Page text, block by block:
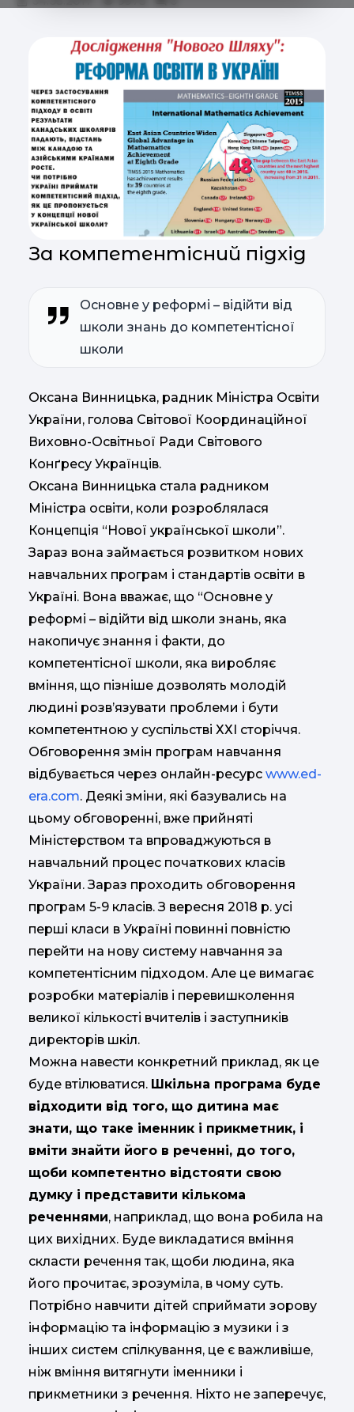
За компетентісний підхід
Основне у реформі – відійти від
школи знань до компетентісної
школи
Оксана Винницька, радник Міністра Освіти
України, голова Світової Координаційної
Виховно-Освітньої Ради Світового
Конґресу Українців.
Оксана Винницька стала радником
Міністра освіти, коли розроблялася
Концепція “Нової української школи”.
Зараз вона займається розвитком нових
навчальних програм і стандартів освіти в
Україні. Вона вважає, що “Основне у
реформі – відійти від школи знань, яка
накопичує знання і факти, до
компетентісної школи, яка виробляє
вміння, що пізніше дозволять молодій
людині розв’язувати проблеми і бути
компетентною у суспільстві ХХІ сторіччя.
Обговорення змін програм навчання
відбувається через онлайн-ресурс www.ed-
era.com. Деякі зміни, які базувались на
цьому обговоренні, вже прийняті
Міністерством та впроваджуються в
навчальний процес початкових класів
України. Зараз проходить обговорення
програм 5-9 класів. З вересня 2018 р. усі
перші класи в Україні повинні повністю
перейти на нову систему навчання за
компетентісним підходом. Але це вимагає
розробки матеріалів і перевишколення
великої кількості вчителів і заступників
директорів шкіл.
Можна навести конкретний приклад, як це
буде втілюватися. Шкільна програма буде
відходити від того, що дитина має
знати, що таке іменник і прикметник, і
вміти знайти його в реченні, до того,
щоби компетентно відстояти свою
думку і представити кількома
реченнями, наприклад, що вона робила на
цих вихідних. Буде викладатися вміння
скласти речення так, щоби людина, яка
його прочитає, зрозуміла, в чому суть.
Потрібно навчити дітей сприймати зорову
інформацію та інформацію з музики і з
інших систем спілкування, це є важливіше,
ніж вміння витягнути іменники і
прикметники з речення. Ніхто не заперечує,